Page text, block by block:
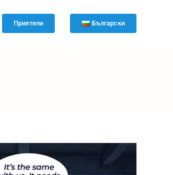
Приятели Български